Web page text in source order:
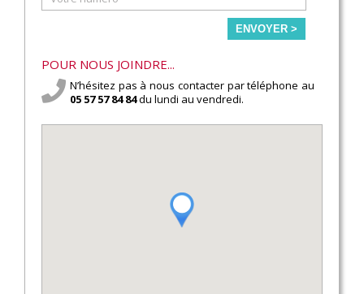
ENVOYER >
POUR NOUS JOINDRE...
N’hésitez pas à nous contacter par téléphone au
05 57 57 84 84du lundi au vendredi.